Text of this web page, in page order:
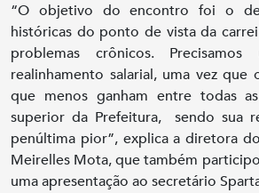
“O objetivo do encontro foi o
históricas do ponto de vista da
problemas crônicos. Precisamos
realinhamento salarial, uma vez que
que menos ganham entre todas
superior da Prefeitura, sendo sua
penúltima pior”, explica a diretora
Meirelles Mota, que também
uma apresentação ao secretário